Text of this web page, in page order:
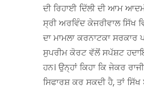
ਦੀ ਰਿਹਾਈ ਦਿੱਲੀ ਦੀ ਆਮ
ਸ੍ਰੀ ਅਰਵਿੰਦ ਕੇਜਰੀਵਾਲ ਸਿੱਖ
ਦਾ ਮਾਮਲਾ ਕਰਨਾਟਕਾ
ਸੁਪਰੀਮ ਕੋਰਟ ਵੱਲੋਂ ਸਪੱਸ਼ਟ
ਹਨ। ਉਨ੍ਹਾਂ ਕਿਹਾ ਕਿ ਜੇਕਰ
ਸਿਫਾਰਸ਼ ਕਰ ਸਕਦੀ ਹੈ, ਤਾਂ